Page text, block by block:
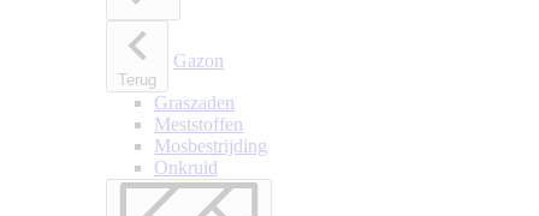
Terug
Gazon
Graszaden
Meststoffen
Mosbestrijding
Onkruid